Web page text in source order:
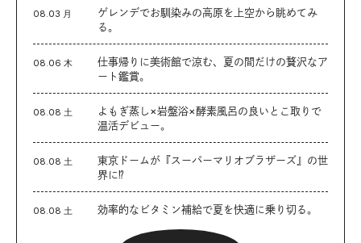
08.03 月
ゲレンデでお馴染みの高原を上空から眺めてみ
る。
08.06 木
仕事帰りに美術館で涼む、夏の間だけの贅沢なア
ート鑑賞。
08.08 土
よもぎ蒸し×岩盤浴×酵素風呂の良いとこ取りで
温活デビュー。
08.08 土
東京ドームが『スーパーマリオブラザーズ』の世
界に⁉︎
08.08 土 効率的なビタミン補給で夏を快適に乗り切る。